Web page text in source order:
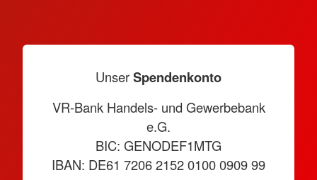
UnserSpendenkonto
VR-Bank Handels- und Gewerbebank
e.G.
BIC: GENODEF1MTG
IBAN: DE61 7206 2152 0100 0909 99